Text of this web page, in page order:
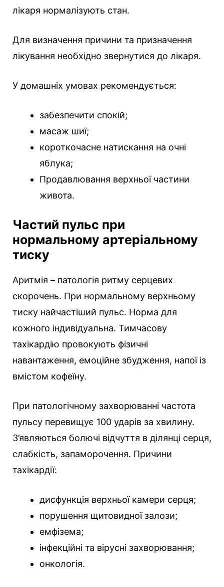
лікаря нормалізують стан.
Для визначення причини та призначення
лікування необхідно звернутися до лікаря.
У домашніх умовах рекомендується:
забезпечити спокій;
масаж шиї;
короткочасне натискання на очні
яблука;
Продавлювання верхньої частини
живота.
Частий пульс при
нормальному артеріальному
тиску
Аритмія – патологія ритму серцевих
скорочень. При нормальному верхньому
тиску найчастіший пульс. Норма для
кожного індивідуальна. Тимчасову
тахікардію провокують фізичні
навантаження, емоційне збудження, напої із
вмістом кофеїну.
При патологічному захворюванні частота
пульсу перевищує 100 ударів за хвилину.
З’являються болючі відчуття в ділянці серця,
слабкість, запаморочення. Причини
тахікардії:
дисфункція верхньої камери серця;
порушення щитовидної залози;
емфізема;
інфекційні та вірусні захворювання;
онкологія.